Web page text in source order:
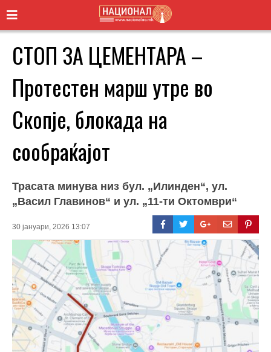
СТОП ЗА ЦЕМЕНТАРА –
Протестен марш утре во
Скопје, блокада на
сообраќајот
Трасата минува низ бул. „Илинден“, ул.
„Васил Главинов“ и ул. „11-ти Октомври“
30 јануари, 2026 13:07